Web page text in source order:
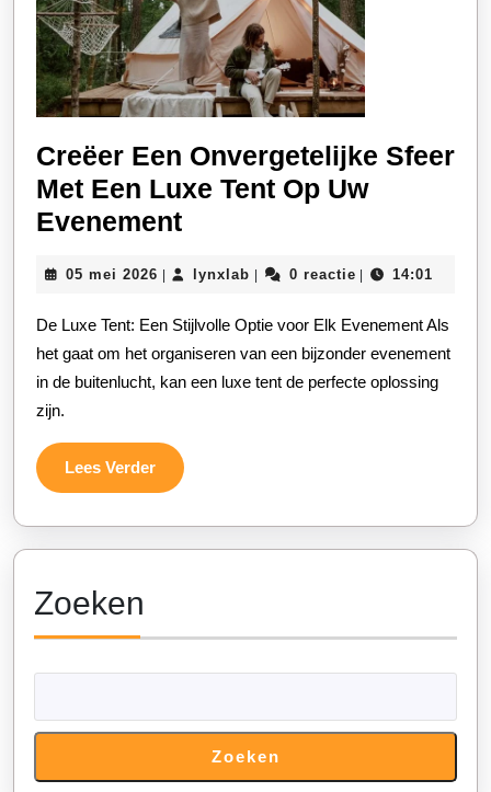
Creëer Een Onvergetelijke Sfeer
Met Een Luxe Tent Op Uw
EvenementCreëer
Onvergetelijke
Sfeer
Met
Een
Tent
Op
Evenement
05 mei 2026 05
| lynxlab lynxlab
| 0 reactie | 14:01
De Luxe Tent: Een Stijlvolle Optie voor Elk Evenement Als
het gaat om het organiseren van een bijzonder evenement
in de buitenlucht, kan een luxe tent de perfecte oplossing
zijn.
Lees VerderLees
Verder
Zoeken
Zoeken